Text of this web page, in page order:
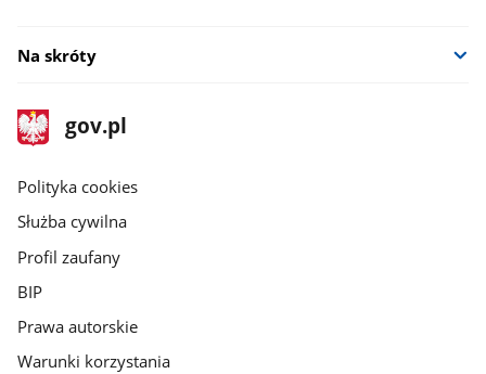
Na skróty
stopka
gov.pl
Strona
gov.pl
gov.pl
Polityka cookies
Służba cywilna
Profil zaufany
BIP
Prawa autorskie
Warunki korzystania